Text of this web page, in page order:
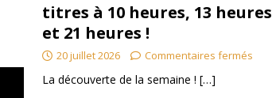
titres à 10 heures, 13 heures
et 21 heures !
20 juillet 2026 Commentaires fermés
La découverte de la semaine ! […]